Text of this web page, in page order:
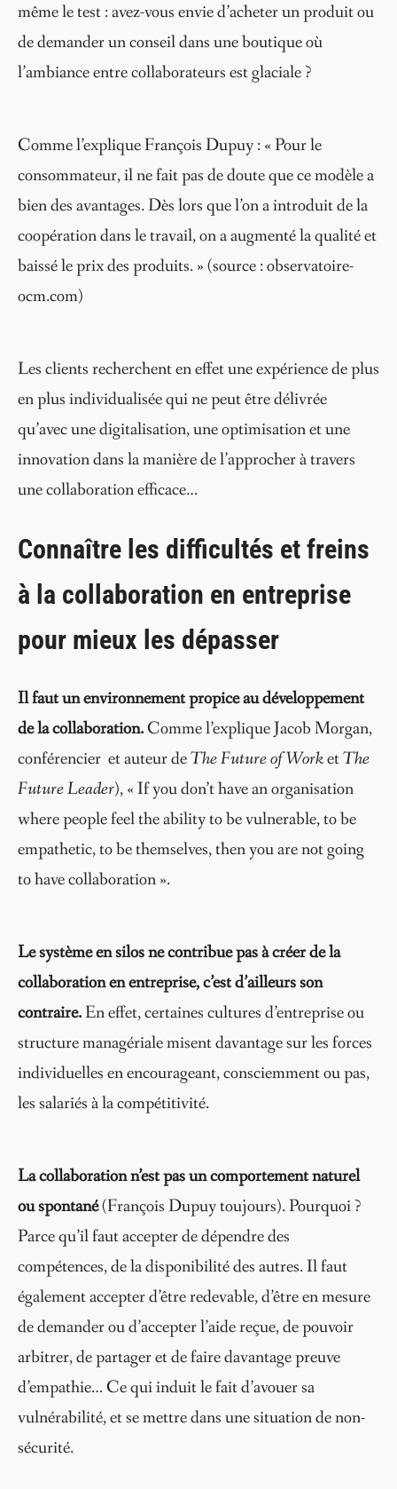
même le test : avez-vous envie d’acheter un produit ou
de demander un conseil dans une boutique où
l’ambiance entre collaborateurs est glaciale ?
Comme l’explique François Dupuy : « Pour le
consommateur, il ne fait pas de doute que ce modèle a
bien des avantages. Dès lors que l’on a introduit de la
coopération dans le travail, on a augmenté la qualité et
baissé le prix des produits. » (source : observatoire-
ocm.com)
Les clients recherchent en effet une expérience de plus
en plus individualisée qui ne peut être délivrée
qu’avec une digitalisation, une optimisation et une
innovation dans la manière de l’approcher à travers
une collaboration efficace…
Connaître les difficultés et freins
à la collaboration en entreprise
pour mieux les dépasser
Il faut un environnement propice au développement
de la collaboration.Comme l’explique Jacob Morgan,
conférencier et auteur deThe Future of WorketThe
Future Leader), « If you don’t have an organisation
where people feel the ability to be vulnerable, to be
empathetic, to be themselves, then you are not going
to have collaboration ».
Le système en silos ne contribue pas à créer de la
collaboration en entreprise, c’est d’ailleurs son
contraire.En effet, certaines cultures d’entreprise ou
structure managériale misent davantage sur les forces
individuelles en encourageant, consciemment ou pas,
les salariés à la compétitivité.
La collaboration n’est pas un comportement naturel
ou spontané(François Dupuy toujours).Pourquoi ?
Parce qu’il faut accepter de dépendre des
compétences, de la disponibilité des autres. Il faut
également accepter d’être redevable, d’être en mesure
de demander ou d’accepter l’aide reçue, de pouvoir
arbitrer, de partager et de faire davantage preuve
d’empathie… Ce qui induit le fait d’avouer sa
vulnérabilité, et se mettre dans une situation de non-
sécurité.